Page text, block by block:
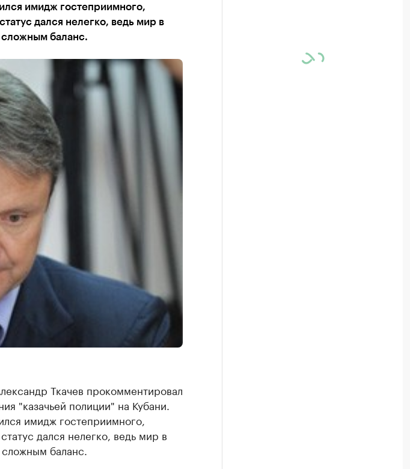
имидж гостеприимного,
дался нелегко, ведь мир в
баланс.
Ткачев прокомментировал
"казачьей полиции" на Кубани.
имидж гостеприимного,
дался нелегко, ведь мир в
баланс.